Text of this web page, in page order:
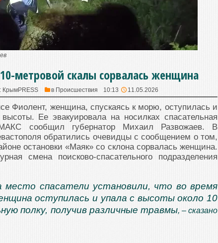
метровой скалы сорвалась женщина
КрымPRESS в Происшествия 10:13 11.05.2026
Фиолент, женщина, спускаясь к морю, оступилась и
Ее эвакуировала на носилках спасательная
сообщил губернатор Михаил Развожаев. В
обратились очевидцы с сообщением о том,
остановки «Маяк» со склона сорвалась женщина.
смена поисково-спасательного подразделения
спасатели установили, что во время
оступилась и упала с высоты около 10
полку, получив различные травмы, – сказано